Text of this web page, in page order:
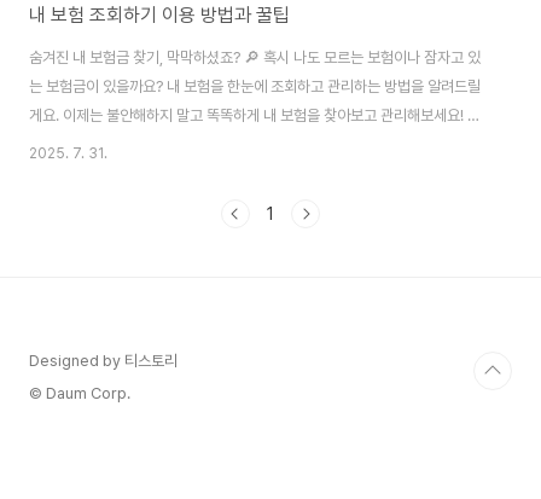
내 보험 조회하기 이용 방법과 꿀팁
숨겨진 내 보험금 찾기, 막막하셨죠? 🔎 혹시 나도 모르는 보험이나 잠자고 있
는 보험금이 있을까요? 내 보험을 한눈에 조회하고 관리하는 방법을 알려드릴
게요. 이제는 불안해하지 말고 똑똑하게 내 보험을 찾아보고 관리해보세요! 솔
직히 말해서, 저도 예전엔 제가 어떤 보험에 가입했는지 정확히 몰랐어요. 부모
정작 중요한 순간엔 이게 무슨 보험인지, 보장은 얼마나 되는지 하나도 모르겠
2025. 7. 31.
1
Designed by 티스토리
© Daum Corp.